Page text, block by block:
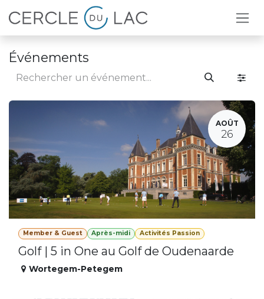
Se rendre au contenu
Événements
AOÛT
26
Member & Guest Après-midi Activités Passion
Golf | 5 in One au Golf de Oudenaarde
Wortegem-Petegem